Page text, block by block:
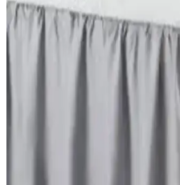
Yüksek kaliteli pamuk saten
tasarımıyla modern görünüm
dayanıklılığıyla öne çıkar. Yatak
Elart Elart ve Karaca
Yatak Örtüsü